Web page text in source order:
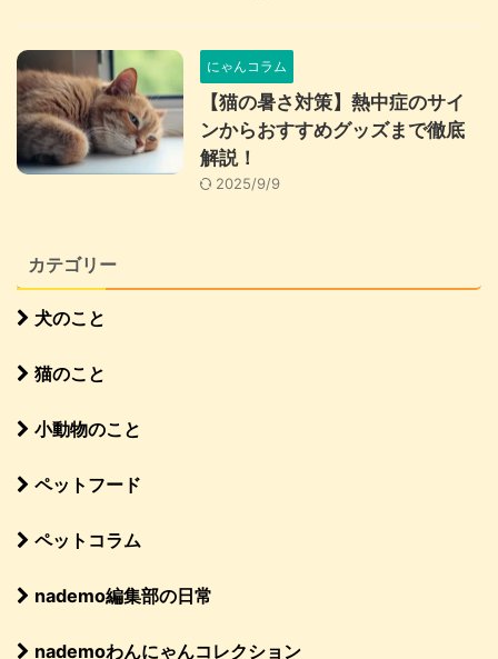
にゃんコラム
【猫の暑さ対策】熱中症のサイ
ンからおすすめグッズまで徹底
解説！
2025/9/9
カテゴリー
犬のこと
猫のこと
小動物のこと
ペットフード
ペットコラム
nademo編集部の日常
nademoわんにゃんコレクション